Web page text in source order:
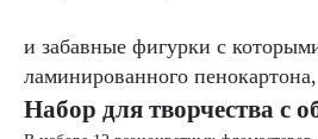
и забавные фигурки с
ламинированного
Набор для творчества с